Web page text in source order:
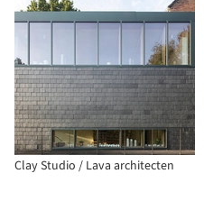
Clay Studio / Lava architecten